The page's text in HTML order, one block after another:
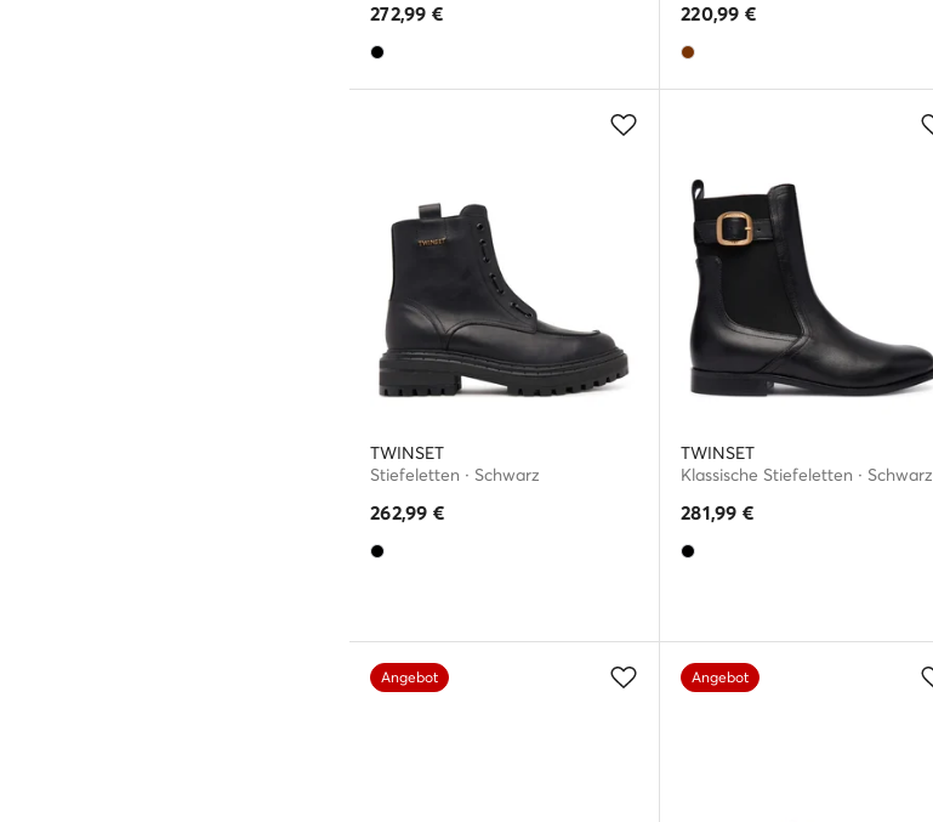
272,99 € 220,99 €
TWINSET
Stiefeletten · Schwarz
262,99 €
TWINSET
Klassische Stiefeletten · Schwarz
281,99 €
Angebot Angebot